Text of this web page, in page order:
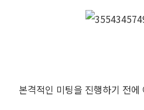
본격적인 미팅을 진행하기 전